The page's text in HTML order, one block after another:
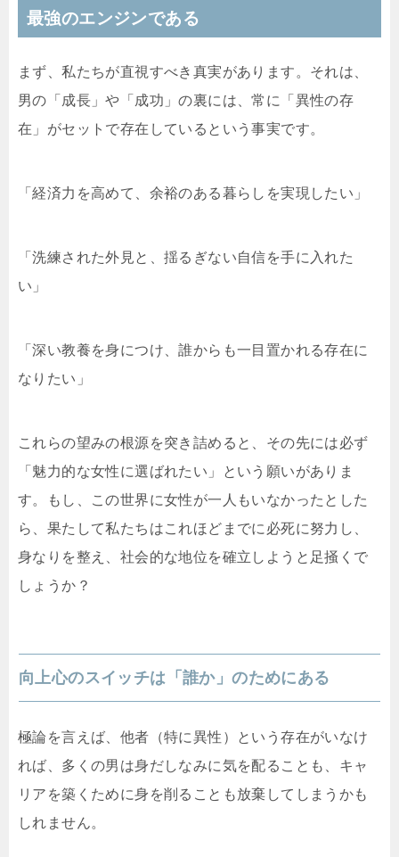
最強のエンジンである
まず、私たちが直視すべき真実があります。それは、
男の「成長」や「成功」の裏には、常に「異性の存
在」がセットで存在しているという事実です。
「経済力を高めて、余裕のある暮らしを実現したい」
「洗練された外見と、揺るぎない自信を手に入れた
い」
「深い教養を身につけ、誰からも一目置かれる存在に
なりたい」
これらの望みの根源を突き詰めると、その先には必ず
「魅力的な女性に選ばれたい」という願いがありま
す。もし、この世界に女性が一人もいなかったとした
ら、果たして私たちはこれほどまでに必死に努力し、
身なりを整え、社会的な地位を確立しようと足掻くで
しょうか？
向上心のスイッチは「誰か」のためにある
極論を言えば、他者（特に異性）という存在がいなけ
れば、多くの男は身だしなみに気を配ることも、キャ
リアを築くために身を削ることも放棄してしまうかも
しれません。